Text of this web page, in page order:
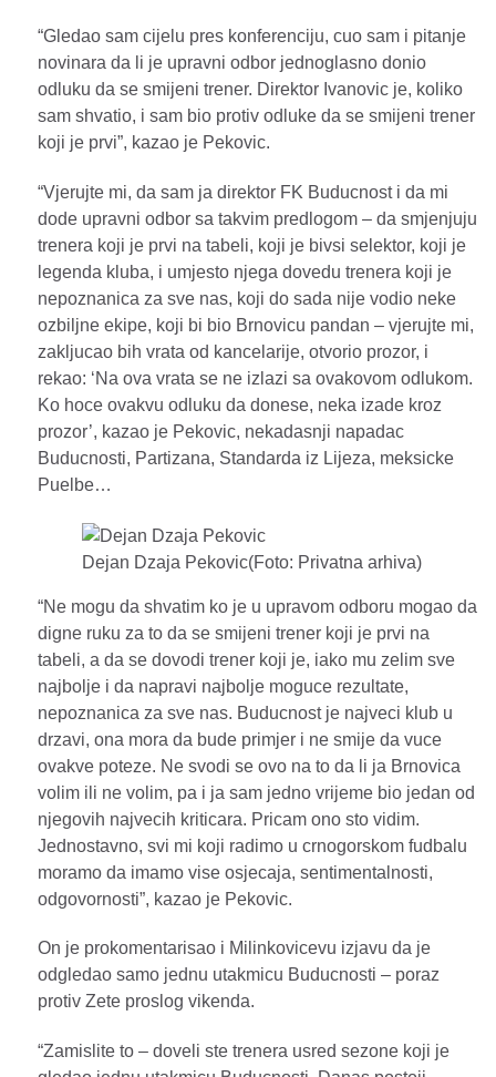
“Gledao sam cijelu pres konferenciju, cuo sam i pitanje
novinara da li je upravni odbor jednoglasno donio
odluku da se smijeni trener. Direktor Ivanovic je, koliko
sam shvatio, i sam bio protiv odluke da se smijeni trener
koji je prvi”, kazao je Pekovic.
“Vjerujte mi, da sam ja direktor FK Buducnost i da mi
dode upravni odbor sa takvim predlogom – da smjenjuju
trenera koji je prvi na tabeli, koji je bivsi selektor, koji je
legenda kluba, i umjesto njega dovedu trenera koji je
nepoznanica za sve nas, koji do sada nije vodio neke
ozbiljne ekipe, koji bi bio Brnovicu pandan – vjerujte mi,
zakljucao bih vrata od kancelarije, otvorio prozor, i
rekao: ‘Na ova vrata se ne izlazi sa ovakovom odlukom.
Ko hoce ovakvu odluku da donese, neka izade kroz
prozor’, kazao je Pekovic, nekadasnji napadac
Buducnosti, Partizana, Standarda iz Lijeza, meksicke
Puelbe…
Dejan Dzaja Pekovic(Foto: Privatna arhiva)
“Ne mogu da shvatim ko je u upravom odboru mogao da
digne ruku za to da se smijeni trener koji je prvi na
tabeli, a da se dovodi trener koji je, iako mu zelim sve
najbolje i da napravi najbolje moguce rezultate,
nepoznanica za sve nas. Buducnost je najveci klub u
drzavi, ona mora da bude primjer i ne smije da vuce
ovakve poteze. Ne svodi se ovo na to da li ja Brnovica
volim ili ne volim, pa i ja sam jedno vrijeme bio jedan od
njegovih najvecih kriticara. Pricam ono sto vidim.
Jednostavno, svi mi koji radimo u crnogorskom fudbalu
moramo da imamo vise osjecaja, sentimentalnosti,
odgovornosti”, kazao je Pekovic.
On je prokomentarisao i Milinkovicevu izjavu da je
odgledao samo jednu utakmicu Buducnosti – poraz
protiv Zete proslog vikenda.
“Zamislite to – doveli ste trenera usred sezone koji je